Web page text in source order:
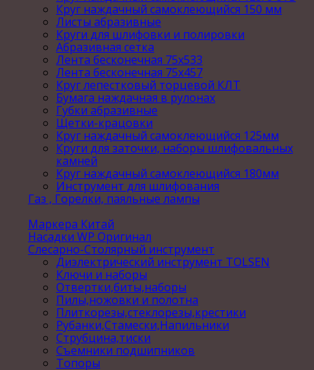
Круг наждачный самоклеющийся 150 мм
Листы абразивные
Круги для шлифовки и полировки
Абразивная сетка
Лента бесконечная 75х533
Лента бесконечная 75х457
Круг лепестковый торцевой КЛТ
Бумага наждачная в рулонах
Губки абразивные
Щетки-крацовки
Круг наждачный самоклеющийся 125мм
Круги для заточки, наборы шлифовальных
камней
Круг наждачный самоклеющийся 180мм
Инструмент для шлифования
Газ , Горелки, паяльные лампы
Маркера Китай
Насадки WP Оригинал
Слесарно-Столярный инструмент
Диэлектрический инструмент TOLSEN
Ключи и наборы
Отвертки,биты,наборы
Пилы,ножовки и полотна
Плиткорезы,стеклорезы,крестики
Рубанки,Стамески,Напильники
Струбцина,тиски
Съемники подшипников
Топоры